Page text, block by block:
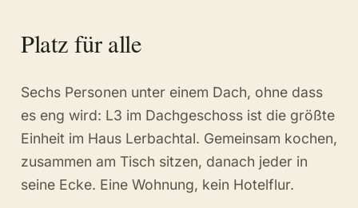
Platz für alle
Sechs Personen unter einem Dach, ohne dass
es eng wird: L3 im Dachgeschoss ist die größte
Einheit im Haus Lerbachtal. Gemeinsam kochen,
zusammen am Tisch sitzen, danach jeder in
seine Ecke. Eine Wohnung, kein Hotelflur.